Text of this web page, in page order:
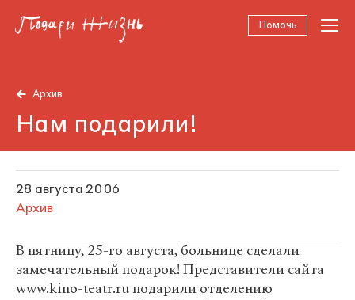
Помочь
Архив
Нам подарили!
28 августа 2006
Архив
В пятницу, 25-го августа, больнице сделали
замечательный подарок! Представители сайта
www.kino-teatr.ru подарили отделению